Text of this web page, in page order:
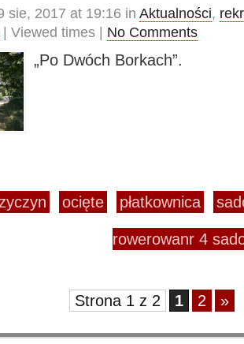
sie, 2017 at 19:16 in Aktualności,
| Viewed times | No Comments
„Po Dwóch Borkach”.
ocięte płatkownica
rowerowanr 4
Strona 1 z 2 1 2 »